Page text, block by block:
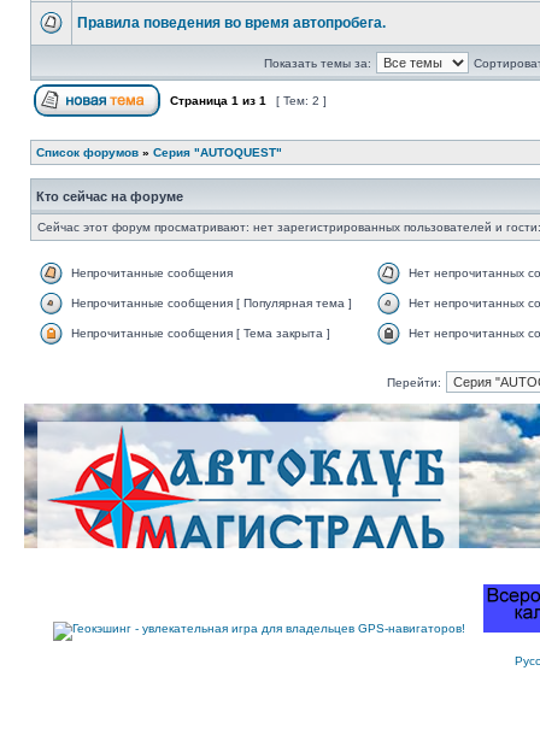
Правила поведения во время автопробега.
Показать темы за:
Страница 1 из 1 [ Тем: 2 ]
Список форумов » Серия "AUTOQUEST"
Кто сейчас на форуме
Сейчас этот форум просматривают: нет зарегистрированных пользователей и
Непрочитанные сообщения Нет непрочитанных
Непрочитанные сообщения [ Популярная тема ] Нет непрочитанных
Непрочитанные сообщения [ Тема закрыта ] Нет непрочитанных
Перейти: